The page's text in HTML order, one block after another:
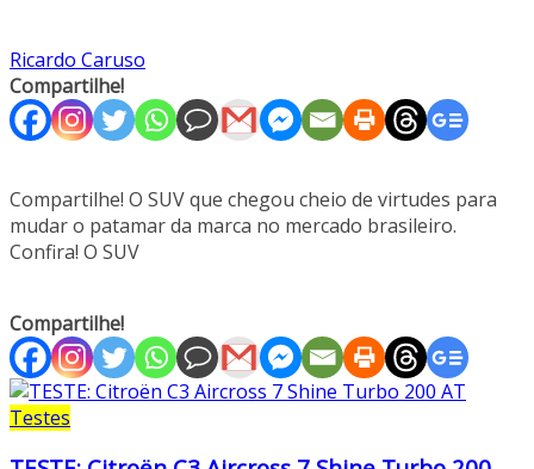
Ricardo Caruso
Compartilhe!
Compartilhe! O SUV que chegou cheio de virtudes para
mudar o patamar da marca no mercado brasileiro.
Confira! O SUV
Compartilhe!
Testes